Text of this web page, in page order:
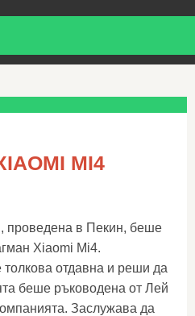
MI4
проведена в Пекин, беше
Xiaomi Mi4.
толкова отдавна и реши да
беше ръководена от Лей
Заслужава да